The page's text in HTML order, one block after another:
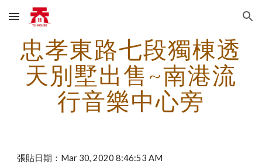
Skip to main content Skip to navigation
忠孝東路七段獨棟透
天別墅出售~南港流
行音樂中心旁
張貼日期：Mar 30, 2020 8:46:53 AM